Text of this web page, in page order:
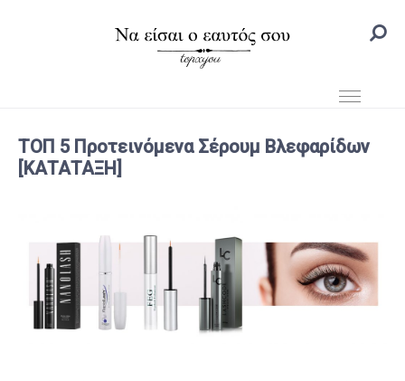
ΤΟΠ 5 Προτεινόμενα Σέρουμ Βλεφαρίδων
[ΚΑΤΑΤΑΞΗ]